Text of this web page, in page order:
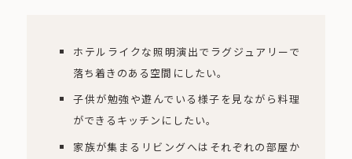
ホテルライクな照明演出でラグジュアリーで
落ち着きのある空間にしたい。
子供が勉強や遊んでいる様子を見ながら料理
ができるキッチンにしたい。
家族が集まるリビングへはそれぞれの部屋か